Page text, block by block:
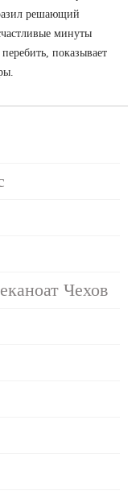
решающий
минуты
показывает
Чехов